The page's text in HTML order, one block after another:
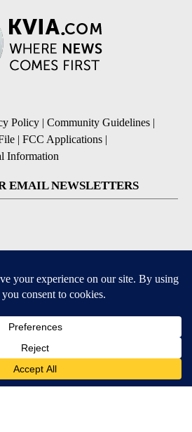
Policy | Community Guidelines |
| FCC Applications |
Information
EMAIL NEWSLETTERS
for iOS and Android